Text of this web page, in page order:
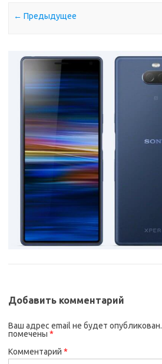
← Предыдущее
Добавить комментарий
Ваш адрес email не будет опубликован.
помечены *
Комментарий *